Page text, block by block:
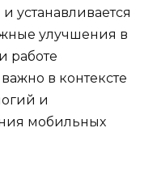
устанавливается
улучшения в
работе
в контексте
и
мобильных